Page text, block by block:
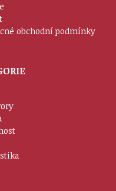
obchodní podmínky